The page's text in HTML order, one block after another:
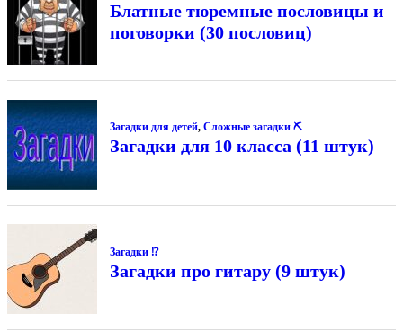
Блатные тюремные пословицы и
поговорки (30 пословиц)
Загадки для детей, Сложные загадки ⛏
Загадки для 10 класса (11 штук)
Загадки ⁉
Загадки про гитару (9 штук)